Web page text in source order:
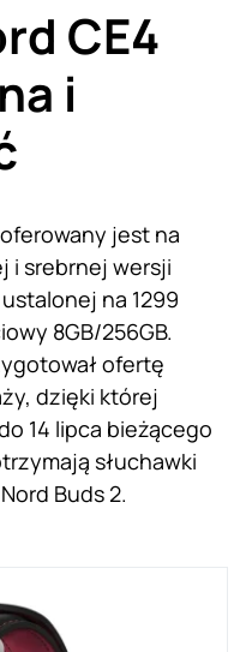
CE4
i
jest na
i srebrnej wersji
na 1299
8GB/256GB.
ofertę
dzięki której
14 lipca bieżącego
słuchawki
Buds 2.